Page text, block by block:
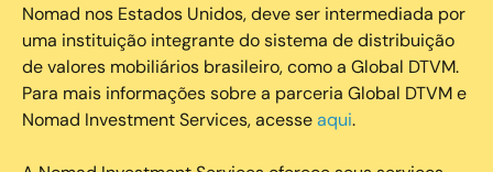
Nomad nos Estados Unidos, deve ser intermediada por
uma instituição integrante do sistema de distribuição
de valores mobiliários brasileiro, como a Global DTVM.
Para mais informações sobre a parceria Global DTVM e
Nomad Investment Services, acesseaqui.